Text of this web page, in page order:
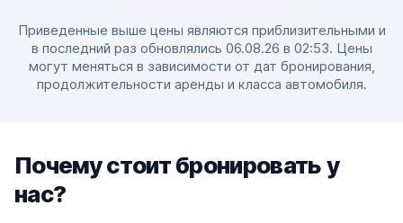
Приведенные выше цены являются приблизительными и
в последний раз обновлялись 06.08.26 в 02:53. Цены
могут меняться в зависимости от дат бронирования,
продолжительности аренды и класса автомобиля.
Почему стоит бронировать у
нас?